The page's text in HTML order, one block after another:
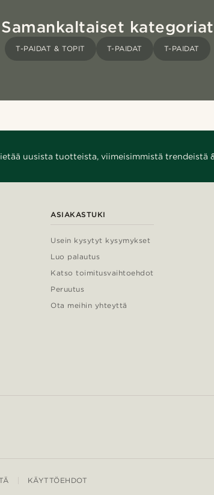
Samankaltaiset kategoriat
T-PAIDAT & TOPIT T-PAIDAT T-PAIDAT
uusista tuotteista, viimeisimmistä trendeistä
ASIAKASTUKI
Usein kysytyt kysymykset
Luo palautus
Katso toimitusvaihtoehdot
Peruutus
Ota meihin yhteyttä
KÄYTTÖEHDOT